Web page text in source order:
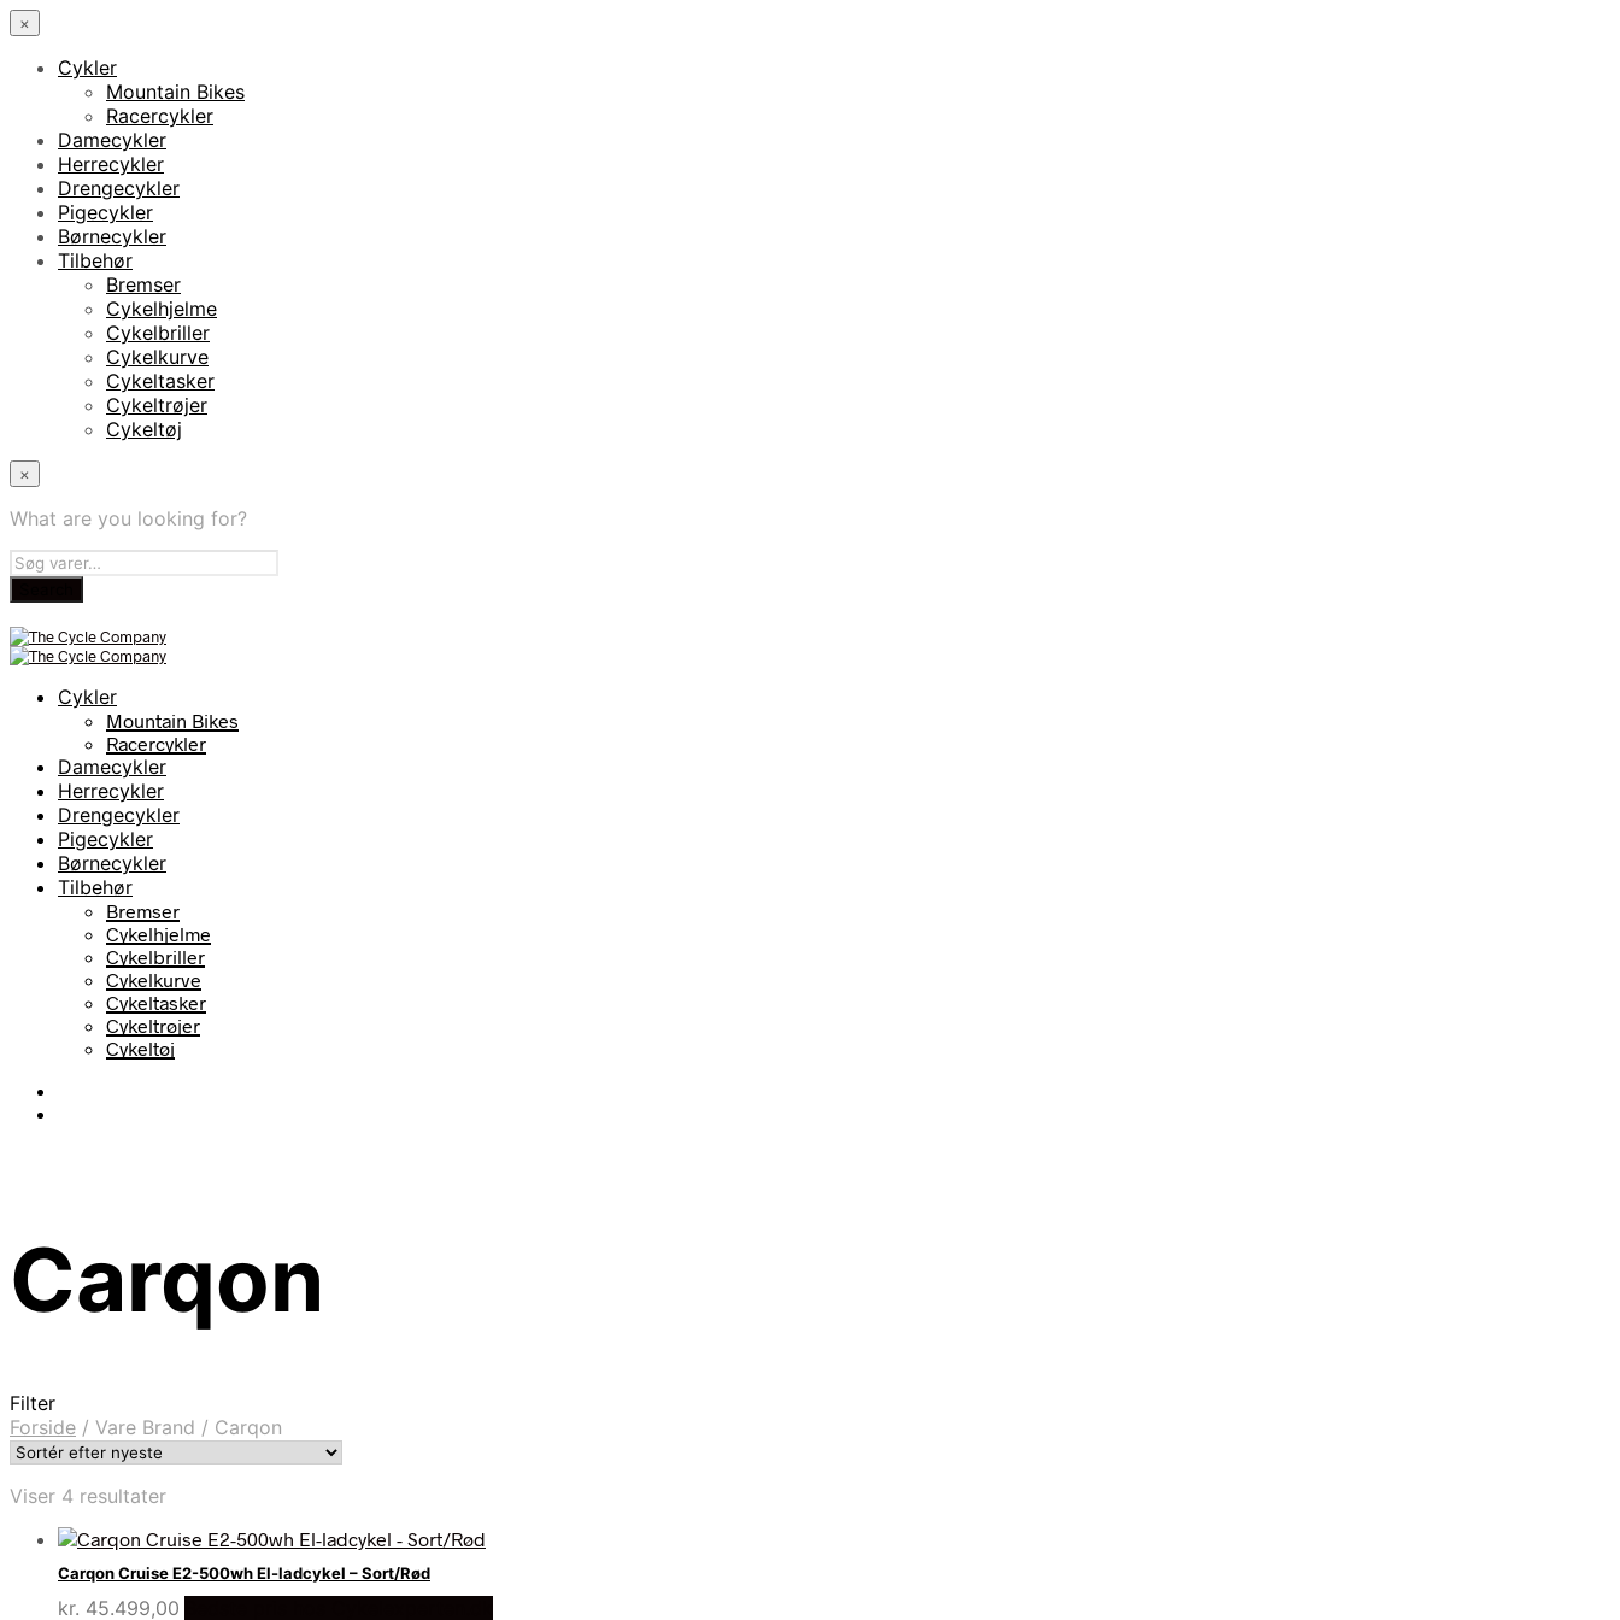
×
Cykler
Mountain Bikes
Racercykler
Damecykler
Herrecykler
Drengecykler
Pigecykler
Børnecykler
Tilbehør
Bremser
Cykelhjelme
Cykelbriller
Cykelkurve
Cykeltasker
Cykeltrøjer
Cykeltøj
×
What are you looking for?
Cykler
Mountain Bikes
Racercykler
Damecykler
Herrecykler
Drengecykler
Pigecykler
Børnecykler
Tilbehør
Bremser
Cykelhjelme
Cykelbriller
Cykelkurve
Cykeltasker
Cykeltrøjer
Cykeltøj
Carqon
Filter
Forside / Vare Brand / Carqon
Viser 4 resultaterSorteret
seneste
Carqon Cruise E2-500wh El-ladcykel – Sort/Rød
kr. 45.499,00